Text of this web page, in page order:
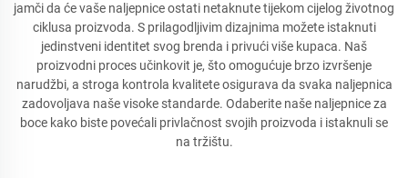
jamči da će vaše naljepnice ostati netaknute tijekom cijelog životnog
ciklusa proizvoda. S prilagodljivim dizajnima možete istaknuti
jedinstveni identitet svog brenda i privući više kupaca. Naš
proizvodni proces učinkovit je, što omogućuje brzo izvršenje
narudžbi, a stroga kontrola kvalitete osigurava da svaka naljepnica
zadovoljava naše visoke standarde. Odaberite naše naljepnice za
boce kako biste povećali privlačnost svojih proizvoda i istaknuli se
na tržištu.